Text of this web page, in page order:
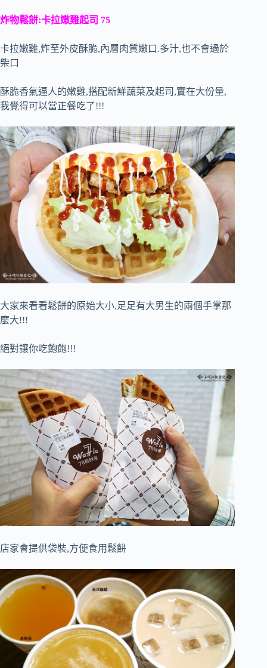
炸物鬆餅:卡拉嫩雞起司 75
卡拉嫩雞,炸至外皮酥脆,內層肉質嫩口.多汁,也不會過於
柴口
酥脆香氣逼人的嫩雞,搭配新鮮蔬菜及起司,實在大份量,
我覺得可以當正餐吃了!!!
大家來看看鬆餅的原始大小,足足有大男生的兩個手掌那
麼大!!!
絕對讓你吃飽飽!!!
店家會提供袋裝,方便食用鬆餅